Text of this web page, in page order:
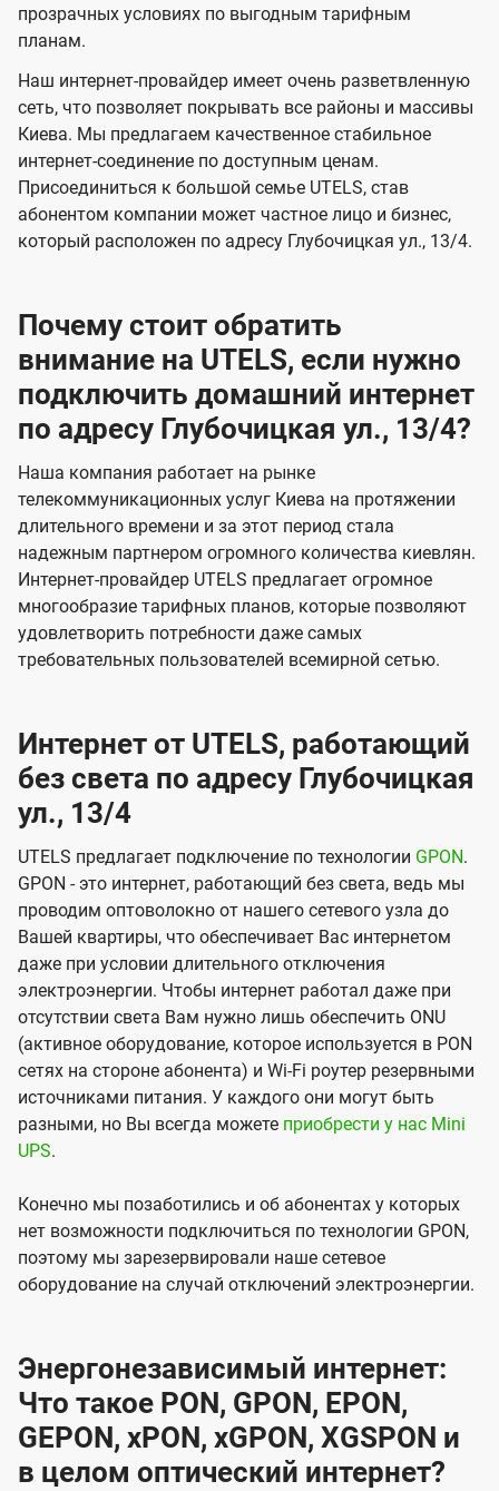
е
н
и
я
е
и
я
прозрачных условиях по выгодным тарифным
планам.
Наш интернет-провайдер имеет очень разветвленную
сеть, что позволяет покрывать все районы и массивы
Киева. Мы предлагаем качественное стабильное
интернет-соединение по доступным ценам.
Присоединиться к большой семье UTELS, став
абонентом компании может частное лицо и бизнес,
который расположен по адресу Глубочицкая ул., 13/4.
Почему стоит обратить
внимание на UTELS, если нужно
подключить домашний интернет
по адресу Глубочицкая ул., 13/4?
Наша компания работает на рынке
телекоммуникационных услуг Киева на протяжении
длительного времени и за этот период стала
надежным партнером огромного количества киевлян.
Интернет-провайдер UTELS предлагает огромное
многообразие тарифных планов, которые позволяют
удовлетворить потребности даже самых
требовательных пользователей всемирной сетью.
Интернет от UTELS, работающий
без света по адресу Глубочицкая
ул., 13/4
UTELS предлагает подключение по технологии GPON.
GPON - это интернет, работающий без света, ведь мы
проводим оптоволокно от нашего сетевого узла до
Вашей квартиры, что обеспечивает Вас интернетом
даже при условии длительного отключения
электроэнергии. Чтобы интернет работал даже при
отсутствии света Вам нужно лишь обеспечить ONU
(активное оборудование, которое используется в PON
сетях на стороне абонента) и Wi-Fi роутер резервными
источниками питания. У каждого они могут быть
разными, но Вы всегда можете приобрести у нас Mini
UPS.
Конечно мы позаботились и об абонентах у которых
нет возможности подключиться по технологии GPON,
поэтому мы зарезервировали наше сетевое
оборудование на случай отключений электроэнергии.
Энергонезависимый интернет:
Что такое PON, GPON, EPON,
GEPON, xPON, xGPON, XGSPON и
в целом оптический интернет?